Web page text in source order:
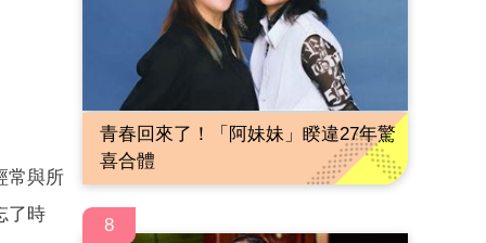
常與所
了時
青春回來了！「阿妹妹」睽違27年驚
喜合體
8